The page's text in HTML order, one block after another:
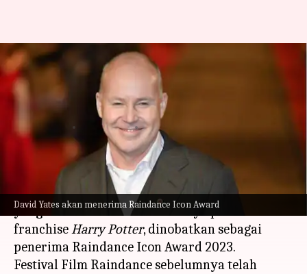
David Yates akan menerima Raindance Icon Award
Sutradara 'Harry Potter' David
Yates akan menerima
Raindance Icon Award
menulis Oct 05, 2023 11:51 am
Apa ceritanya
Sutradara ternama asal Inggris David Yates,
yang terkenal atas kontribusinya pada
franchiseHarry Potter, dinobatkan sebagai
penerima Raindance Icon Award 2023.
Festival Film Raindance sebelumnya telah